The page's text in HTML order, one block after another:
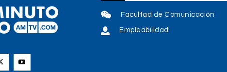
Facultad de Comunicación
Empleabilidad